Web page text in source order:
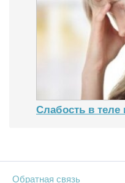
Слабость в теле
Обратная связь